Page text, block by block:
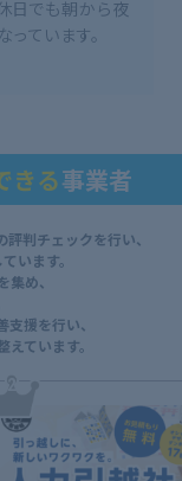
日でも朝から夜
ています。
きる事業者
判チェックを行い、
います。
集め、
援を行い、
ています。